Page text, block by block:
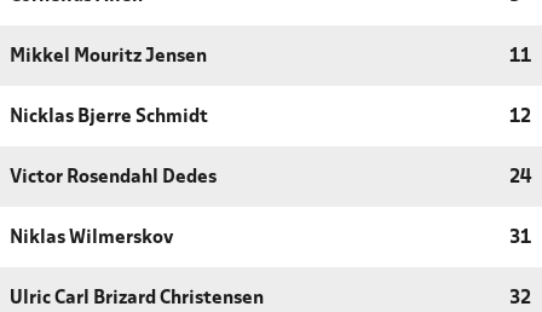
Mikkel Mouritz Jensen 11
Nicklas Bjerre Schmidt 12
Victor Rosendahl Dedes 24
Niklas Wilmerskov 31
Ulric Carl Brizard Christensen 32